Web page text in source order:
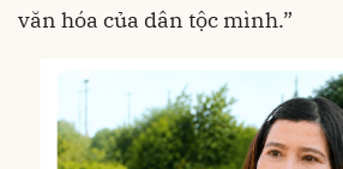
văn hóa của dân tộc mình.”